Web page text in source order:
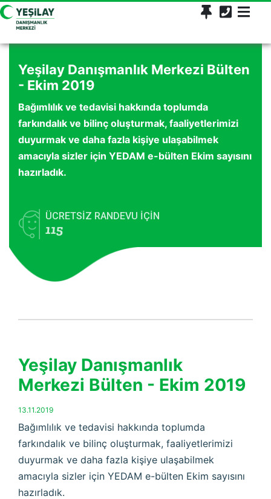
Yeşilay Danışmanlık Merkezi Bülten
- Ekim 2019
Bağımlılık ve tedavisi hakkında toplumda
farkındalık ve bilinç oluşturmak, faaliyetlerimizi
duyurmak ve daha fazla kişiye ulaşabilmek
amacıyla sizler için YEDAM e-bülten Ekim sayısını
hazırladık.
ÜCRETSİZ RANDEVU İÇİN
115
Yeşilay Danışmanlık
Merkezi Bülten - Ekim 2019
13.11.2019
Bağımlılık ve tedavisi hakkında toplumda
farkındalık ve bilinç oluşturmak, faaliyetlerimizi
duyurmak ve daha fazla kişiye ulaşabilmek
amacıyla sizler için YEDAM e-bülten Ekim sayısını
hazırladık.